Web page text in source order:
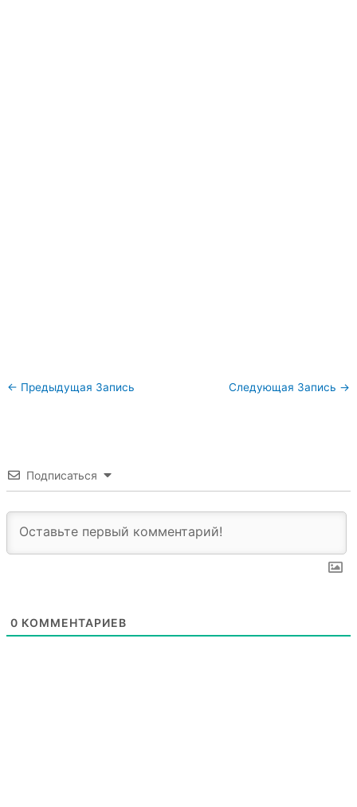
← Предыдущая Запись Следующая Запись →
Подписаться
0 КОММЕНТАРИЕВ